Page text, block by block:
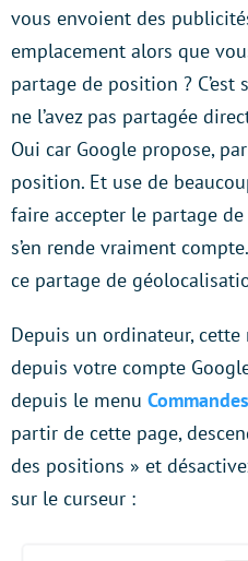
vous envoient des
emplacement alors que
partage de position ?
ne l’avez pas partagée
Oui car Google propose,
position. Et use de
faire accepter le partage de
s’en rende vraiment
ce partage de
Depuis un ordinateur, cette
depuis votre compte
depuis le menu
partir de cette page,
des positions » et
sur le curseur :